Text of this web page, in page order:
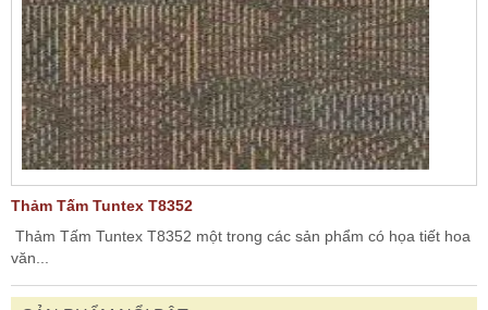
Thảm Tấm Tuntex T8352
Thảm Tấm Tuntex T8352 một trong các sản phẩm có họa tiết hoa
văn...